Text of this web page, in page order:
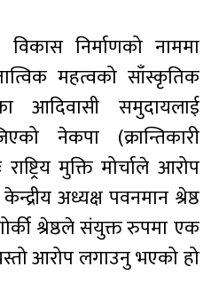
निर्माणको नाममा
महत्वको साँस्कृतिक
आदिवासी समुदायलाई
नेकपा (क्रान्तिकारी
मुक्ति मोर्चाले आरोप
अध्यक्ष पवनमान श्रेष्ठ
श्रेष्ठले संयुक्त रुपमा एक
यस्तो आरोप लगाउनु भएको हो